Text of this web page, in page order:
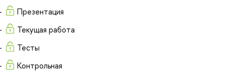
Презентация
Текущая работа
Тесты
Контрольная